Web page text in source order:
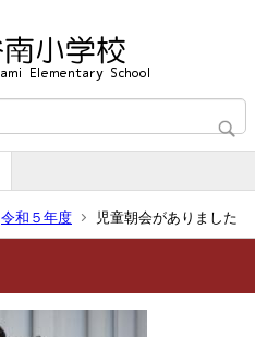
令和５年度 児童朝会がありました